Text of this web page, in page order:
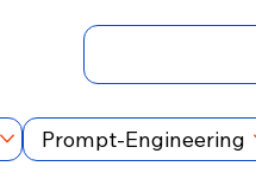
Prompt-Engineering